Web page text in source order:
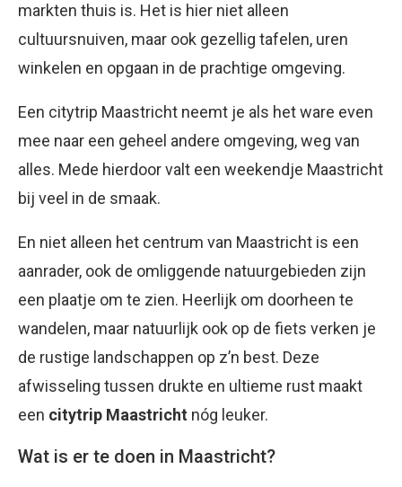
markten thuis is. Het is hier niet alleen
cultuursnuiven, maar ook gezellig tafelen, uren
winkelen en opgaan in de prachtige omgeving.
Een citytrip Maastricht neemt je als het ware even
mee naar een geheel andere omgeving, weg van
alles. Mede hierdoor valt een weekendje Maastricht
bij veel in de smaak.
En niet alleen het centrum van Maastricht is een
aanrader, ook de omliggende natuurgebieden zijn
een plaatje om te zien. Heerlijk om doorheen te
wandelen, maar natuurlijk ook op de fiets verken je
de rustige landschappen op z’n best. Deze
afwisseling tussen drukte en ultieme rust maakt
een citytrip Maastricht nóg leuker.
Wat is er te doen in Maastricht?